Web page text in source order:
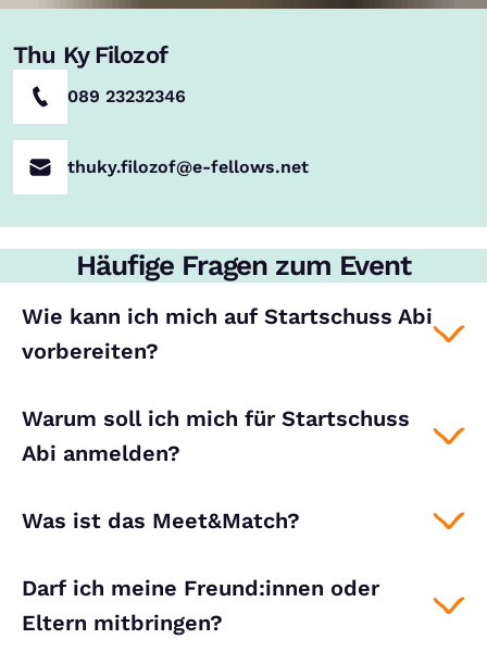
Thu Ky Filozof
089 23232346
thuky.filozof@e-fellows.net
Häufige Fragen zum Event
Wie kann ich mich auf Startschuss Abi
vorbereiten?
Warum soll ich mich für Startschuss
Abi anmelden?
Was ist das Meet&Match?
Darf ich meine Freund:innen oder
Eltern mitbringen?